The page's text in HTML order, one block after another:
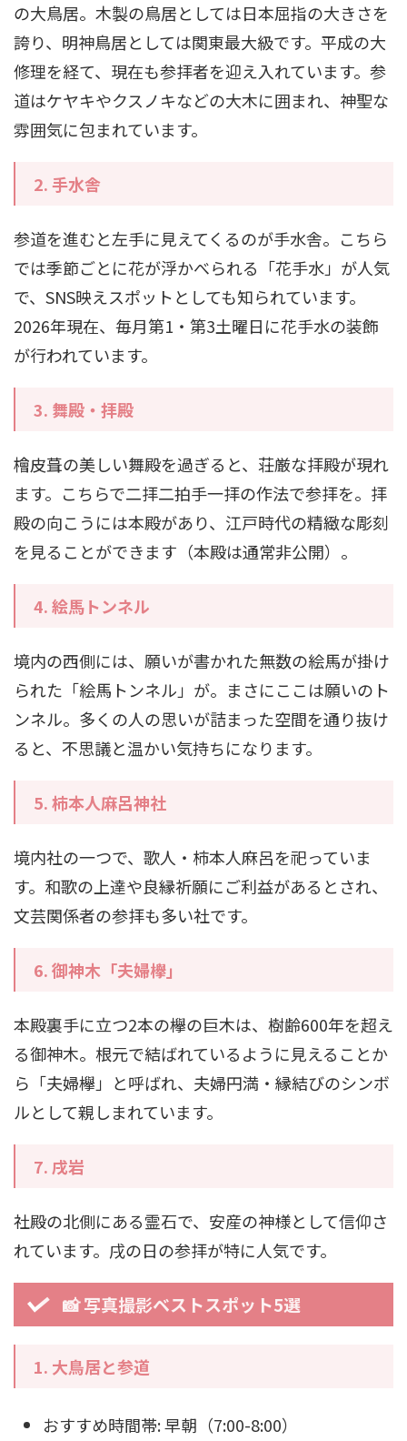
の大鳥居。木製の鳥居としては日本屈指の大きさを
誇り、明神鳥居としては関東最大級です。平成の大
修理を経て、現在も参拝者を迎え入れています。参
道はケヤキやクスノキなどの大木に囲まれ、神聖な
雰囲気に包まれています。
2. 手水舎
参道を進むと左手に見えてくるのが手水舎。こちら
では季節ごとに花が浮かべられる「花手水」が人気
で、SNS映えスポットとしても知られています。
2026年現在、毎月第1・第3土曜日に花手水の装飾
が行われています。
3. 舞殿・拝殿
檜皮葺の美しい舞殿を過ぎると、荘厳な拝殿が現れ
ます。こちらで二拝二拍手一拝の作法で参拝を。拝
殿の向こうには本殿があり、江戸時代の精緻な彫刻
を見ることができます（本殿は通常非公開）。
4.絵馬トンネル
境内の西側には、願いが書かれた無数の絵馬が掛け
られた「絵馬トンネル」が。まさにここは願いのト
ンネル。多くの人の思いが詰まった空間を通り抜け
ると、不思議と温かい気持ちになります。
5.柿本人麻呂神社
境内社の一つで、歌人・柿本人麻呂を祀っていま
す。和歌の上達や良縁祈願にご利益があるとされ、
文芸関係者の参拝も多い社です。
6.御神木「夫婦欅」
本殿裏手に立つ2本の欅の巨木は、樹齢600年を超え
る御神木。根元で結ばれているように見えることか
ら「夫婦欅」と呼ばれ、夫婦円満・縁結びのシンボ
ルとして親しまれています。
7. 戌岩
社殿の北側にある霊石で、安産の神様として信仰さ
れています。戌の日の参拝が特に人気です。
📸 写真撮影ベストスポット5選
1. 大鳥居と参道
おすすめ時間帯: 早朝（7:00-8:00）